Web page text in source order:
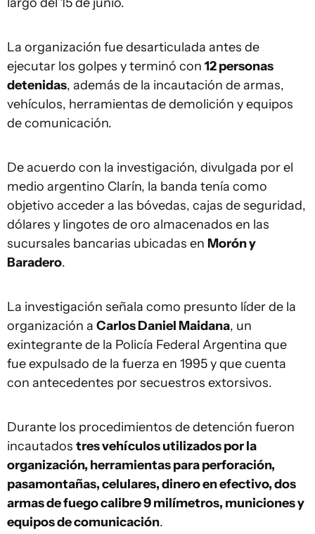
La organización fue desarticulada antes de
ejecutar los golpes y terminó con 12 personas
detenidas, además de la incautación de armas,
vehículos, herramientas de demolición y equipos
de comunicación.
De acuerdo con la investigación, divulgada por el
medio argentino Clarín, la banda tenía como
objetivo acceder a las bóvedas, cajas de seguridad,
dólares y lingotes de oro almacenados en las
sucursales bancarias ubicadas en Morón y
Baradero.
La investigación señala como presunto líder de la
organización a Carlos Daniel Maidana, un
exintegrante de la Policía Federal Argentina que
fue expulsado de la fuerza en 1995 y que cuenta
con antecedentes por secuestros extorsivos.
Durante los procedimientos de detención fueron
incautados tres vehículos utilizados por la
organización, herramientas para perforación,
pasamontañas, celulares, dinero en efectivo, dos
armas de fuego calibre 9 milímetros, municiones y
equipos de comunicación.